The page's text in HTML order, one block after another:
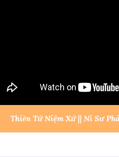
Thiền Tứ Niệm Xứ || Ni Sư